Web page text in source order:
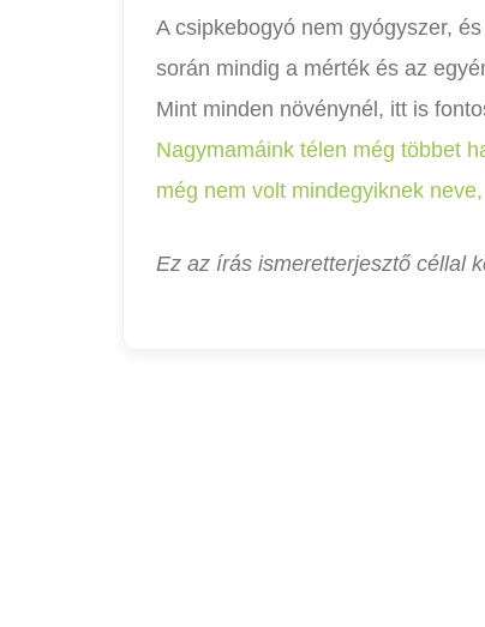
A csipkebogyó nem gyógyszer,
során mindig a mérték és az
Mint minden növénynél, itt is
Nagymamáink télen még többet
még nem volt mindegyiknek
Ez az írás ismeretterjesztő céllal